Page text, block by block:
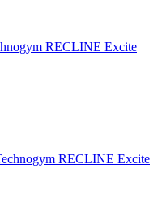
RECLINE Excite